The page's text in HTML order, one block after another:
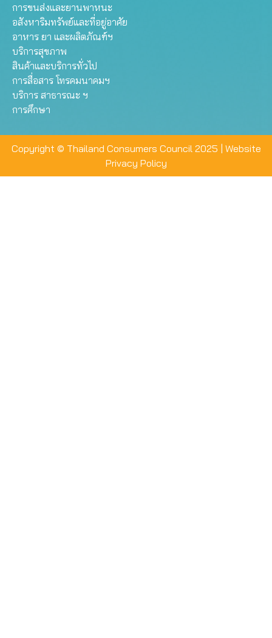
การขนส่งและยานพาหนะ
อสังหาริมทรัพย์และที่อยู่อาศัย
อาหาร ยา และผลิตภัณฑ์ฯ
บริการสุขภาพ
สินค้าและบริการทั่วไป
การสื่อสาร โทรคมนาคมฯ
บริการ สาธารณะ ฯ
การศึกษา
Copyright © Thailand Consumers Council 2025 | Website
Privacy Policy